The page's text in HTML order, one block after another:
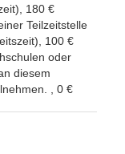
180 €
Teilzeitstelle
100 €
oder
diesem
, 0 €